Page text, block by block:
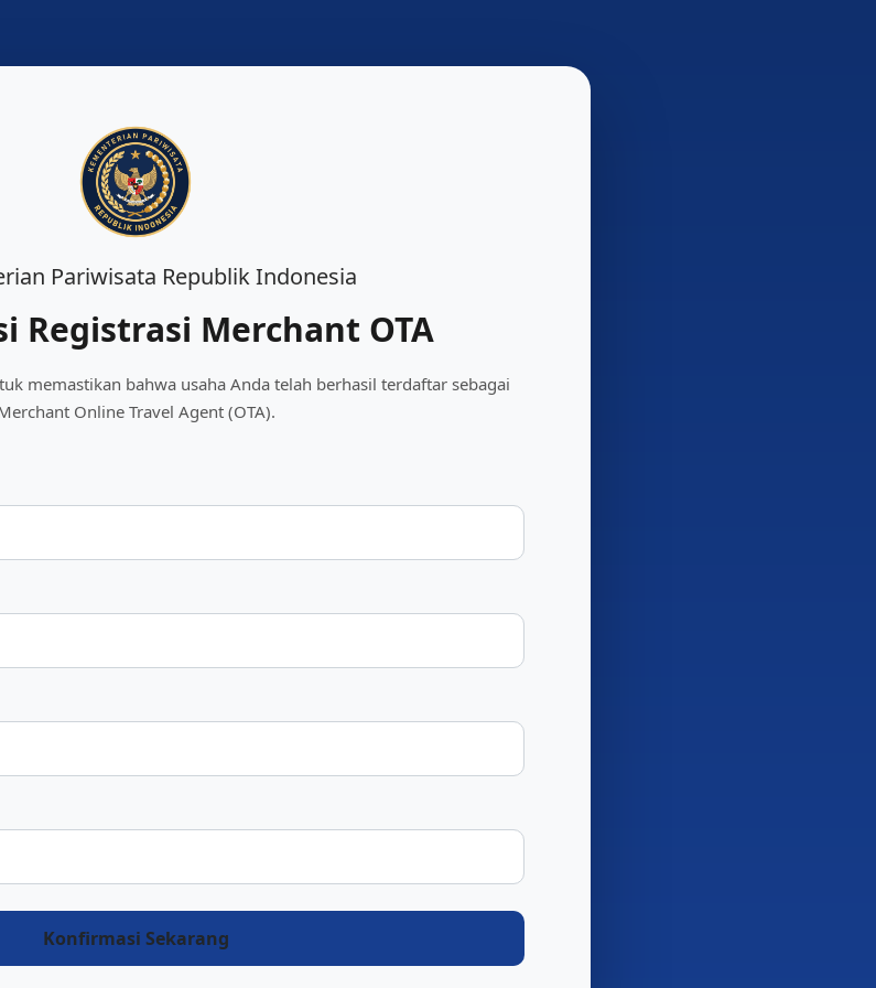
Pariwisata Republik Indonesia
Registrasi Merchant OTA
memastikan bahwa usaha Anda telah berhasil terdaftar sebagai
Online Travel Agent (OTA).
Konfirmasi Sekarang